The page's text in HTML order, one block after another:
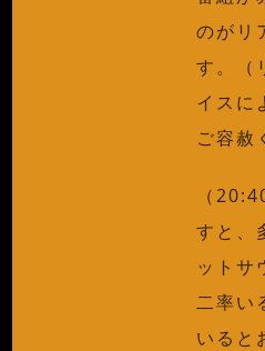
のがリ
す。（
イスに
ご容赦
（
すと、
ットサ
二率い
いると